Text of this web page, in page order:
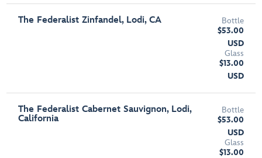
The Federalist Zinfandel, Lodi, CA
Bottle
$53.00
USD
Glass
$13.00
USD
The Federalist Cabernet Sauvignon, Lodi,
California
Bottle
$53.00
USD
Glass
$13.00